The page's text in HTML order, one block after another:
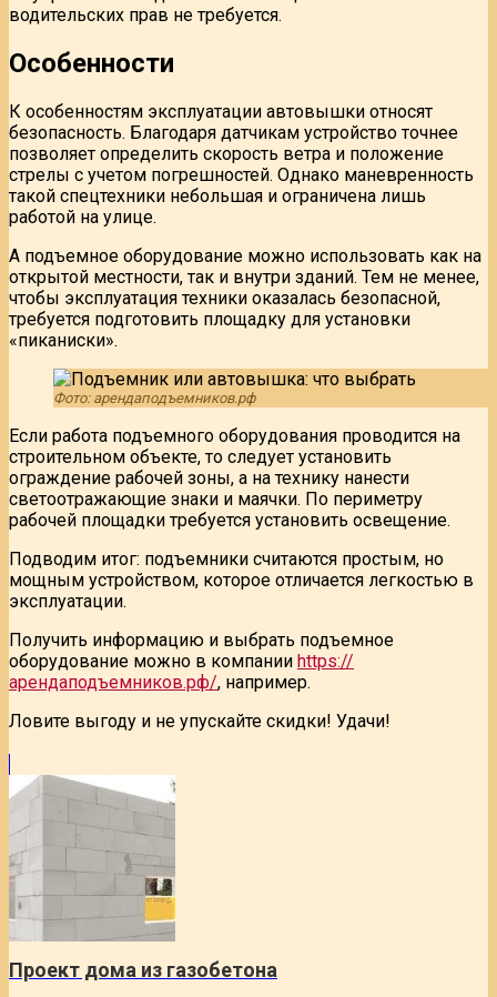
водительских прав не требуется.
Особенности
К особенностям эксплуатации автовышки относят
безопасность. Благодаря датчикам устройство точнее
позволяет определить скорость ветра и положение
стрелы с учетом погрешностей. Однако маневренность
такой спецтехники небольшая и ограничена лишь
работой на улице.
А подъемное оборудование можно использовать как на
открытой местности, так и внутри зданий. Тем не менее,
чтобы эксплуатация техники оказалась безопасной,
требуется подготовить площадку для установки
«пиканиски».
Фото: арендаподъемников.рф
Если работа подъемного оборудования проводится на
строительном объекте, то следует установить
ограждение рабочей зоны, а на технику нанести
светоотражающие знаки и маячки. По периметру
рабочей площадки требуется установить освещение.
Подводим итог: подъемники считаются простым, но
мощным устройством, которое отличается легкостью в
эксплуатации.
Получить информацию и выбрать подъемное
оборудование можно в компании https://
арендаподъемников.рф/, например.
Ловите выгоду и не упускайте скидки! Удачи!
Проект дома из газобетона